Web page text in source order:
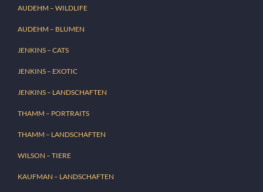
AUDEHM – WILDLIFE
AUDEHM – BLUMEN
JENKINS – CATS
JENKINS – EXOTIC
JENKINS – LANDSCHAFTEN
THAMM – PORTRAITS
THAMM – LANDSCHAFTEN
WILSON – TIERE
KAUFMAN – LANDSCHAFTEN